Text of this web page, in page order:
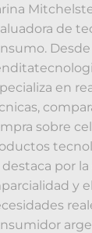
de
Desde
en
sobre
destaca por la
y